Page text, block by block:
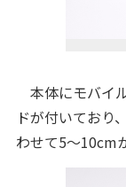
本体にモバイ
ドが付いており
わせて5〜10cm